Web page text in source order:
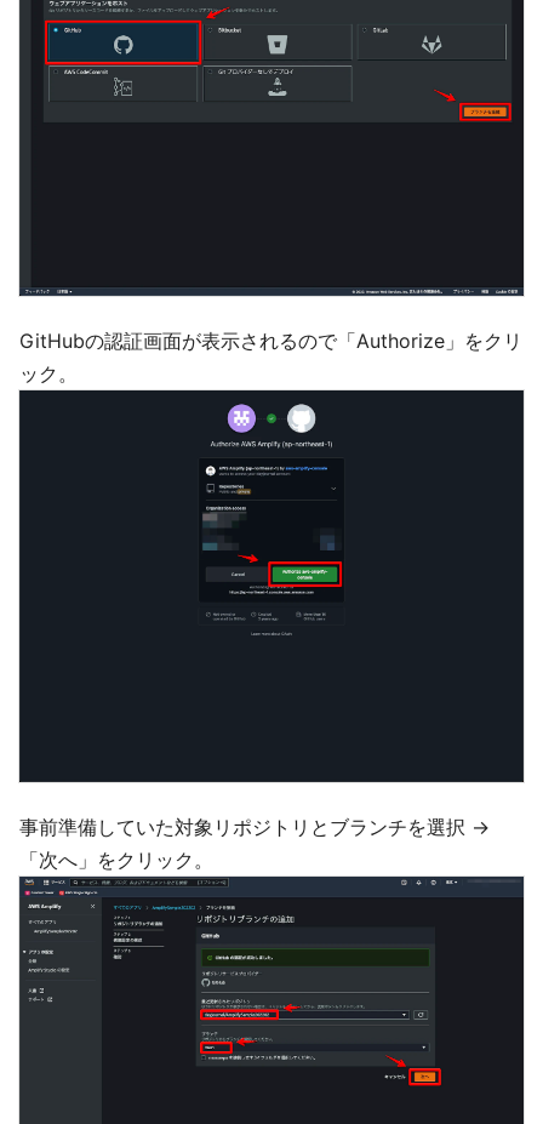
GitHubの認証画面が表示されるので「Authorize」をクリ
ック。
事前準備していた対象リポジトリとブランチを選択 →
「次へ」をクリック。